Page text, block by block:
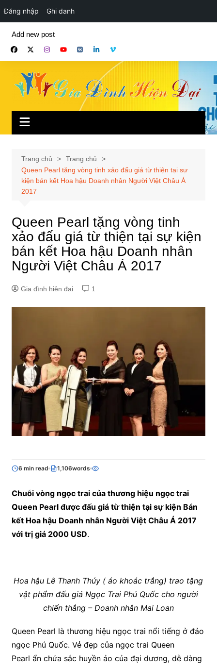
Đăng nhập Ghi danh
phần
Add new post
Trang chủ
Trang chủ
Queen Pearl tặng vòng tinh xảo đấu giá từ thiện tại sự
kiện bán kết Hoa hậu Doanh nhân Người Việt Châu Á
2017
Queen Pearl tặng vòng tinh
xảo đấu giá từ thiện tại sự kiện
bán kết Hoa hậu Doanh nhân
Người Việt Châu Á 2017
Gia đình hiện đại 1
6 min read 1,106words
Chuỗi vòng ngọc trai của thương hiệu ngọc trai
Queen Pearl được đấu giá từ thiện tại sự kiện Bán
kết Hoa hậu Doanh nhân Người Việt Châu Á 2017
với trị giá 2000 USD.
Hoa hậu Lê Thanh Thúy ( áo khoác trắng) trao tặng
vật phẩm đấu giá Ngọc Trai Phú Quốc cho người
chiến thắng – Doanh nhân Mai Loan
Queen Pearl là thương hiệu ngọc trai nổi tiếng ở đảo
ngọc Phú Quốc. Vẻ đẹp của ngọc trai Queen
Pearl ẩn chứa sắc huyền ảo của đại dương, dễ dàng